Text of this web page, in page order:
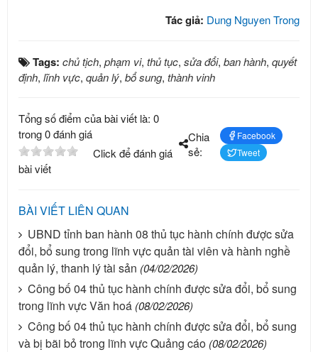
Tác giả: Dung Nguyen Trong
Tags: chủ tịch, phạm vi, thủ tục, sửa đổi, ban hành, quyết
định, lĩnh vực, quản lý, bổ sung, thành vinh
Tổng số điểm của bài viết là: 0
trong 0 đánh giá
Click để đánh giá
bài viết
Chia
sẻ:
Facebook
Tweet
BÀI VIẾT LIÊN QUAN
UBND tỉnh ban hành 08 thủ tục hành chính được sửa
đổi, bổ sung trong lĩnh vực quản tài viên và hành nghề
quản lý, thanh lý tài sản (04/02/2026)
Công bố 04 thủ tục hành chính được sửa đổi, bổ sung
trong lĩnh vực Văn hoá (08/02/2026)
Công bố 04 thủ tục hành chính được sửa đổi, bổ sung
và bị bãi bỏ trong lĩnh vực Quảng cáo (08/02/2026)